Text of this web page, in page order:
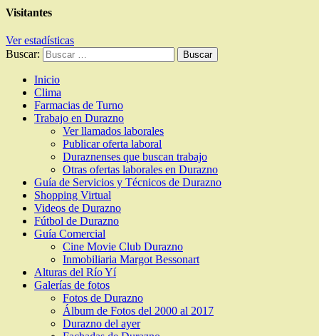
Visitantes
Ver estadísticas
Buscar:
Inicio
Clima
Farmacias de Turno
Trabajo en Durazno
Ver llamados laborales
Publicar oferta laboral
Duraznenses que buscan trabajo
Otras ofertas laborales en Durazno
Guía de Servicios y Técnicos de Durazno
Shopping Virtual
Videos de Durazno
Fútbol de Durazno
Guía Comercial
Cine Movie Club Durazno
Inmobiliaria Margot Bessonart
Alturas del Río Yí
Galerías de fotos
Fotos de Durazno
Álbum de Fotos del 2000 al 2017
Durazno del ayer